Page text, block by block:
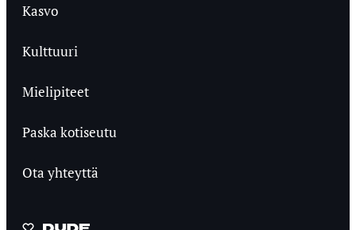
Kasvo
Kulttuuri
Mielipiteet
Paska kotiseutu
Ota yhteyttä